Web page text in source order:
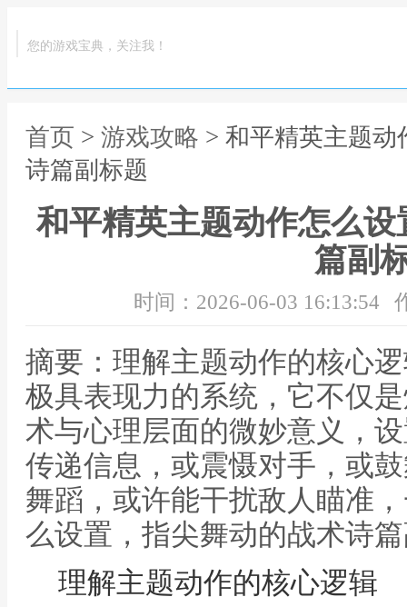
您的游戏宝典，关注我！
首页 > 游戏攻略 > 和平精英主题
诗篇副标题
和平精英主题动作怎么
篇副
时间：2026-06-03 16:13:54
摘要：理解主题动作的核心
极具表现力的系统，它不仅
术与心理层面的微妙意义，
传递信息，或震慑对手，或
舞蹈，或许能干扰敌人瞄准
么设置，指尖舞动的战术诗
理解主题动作的核心逻辑